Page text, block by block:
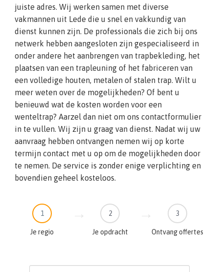
juiste adres. Wij werken samen met diverse
vakmannen uit Lede die u snel en vakkundig van
dienst kunnen zijn. De professionals die zich bij ons
netwerk hebben aangesloten zijn gespecialiseerd in
onder andere het aanbrengen van trapbekleding, het
plaatsen van een trapleuning of het fabriceren van
een volledige houten, metalen of stalen trap. Wilt u
meer weten over de mogelijkheden? Of bent u
benieuwd wat de kosten worden voor een
wenteltrap? Aarzel dan niet om ons contactformulier
in te vullen. Wij zijn u graag van dienst. Nadat wij uw
aanvraag hebben ontvangen nemen wij op korte
termijn contact met u op om de mogelijkheden door
te nemen. De service is zonder enige verplichting en
bovendien geheel kosteloos.
1
Je regio
2
Je opdracht
3
Ontvang offertes